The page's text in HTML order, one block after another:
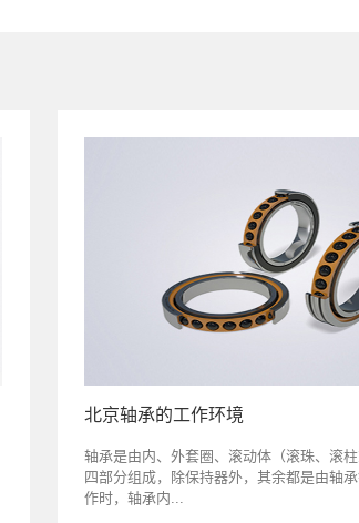
北京轴承的工作环境
轴承是由内、外套圈、滚动体（滚珠、滚
四部分组成，除保持器外，其余都是由轴
作时，轴承内...